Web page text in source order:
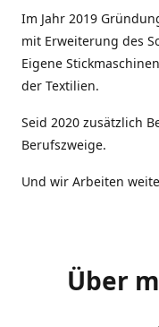
Im Jahr 2019
mit Erweiterung des
Eigene
der Textilien.
Seid 2020 zusätzlich
Berufszweige.
Und wir Arbeiten
Über